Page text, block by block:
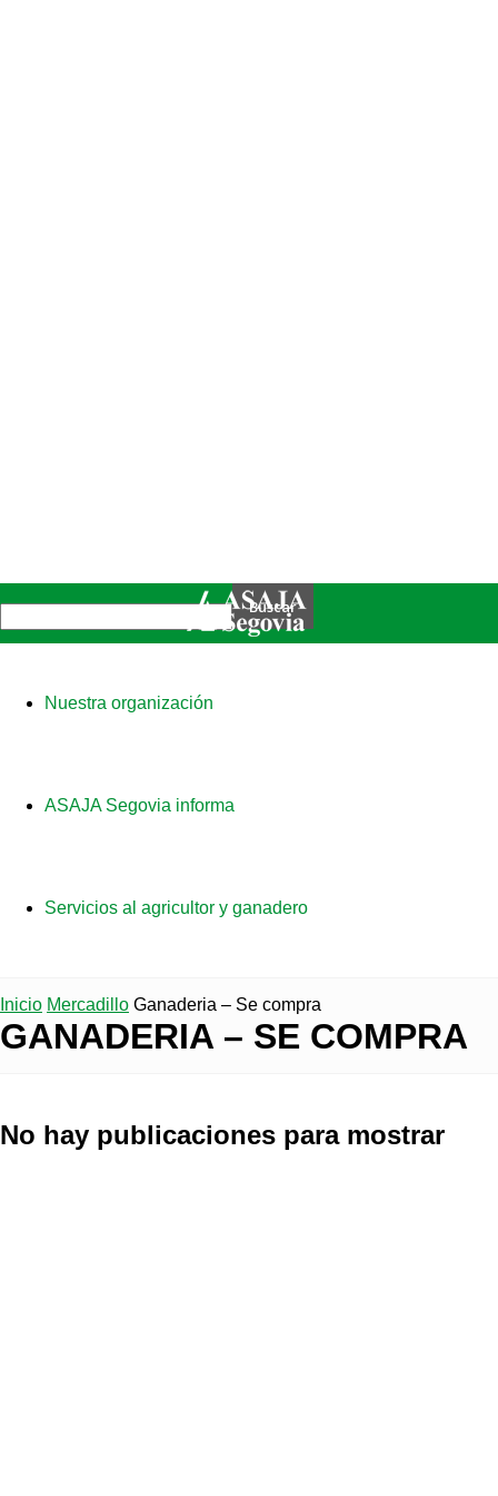
Nuestra organización
ASAJA Segovia informa
Servicios al agricultor y ganadero
Inicio Mercadillo Ganaderia – Se compra
GANADERIA – SE COMPRA
No hay publicaciones para mostrar